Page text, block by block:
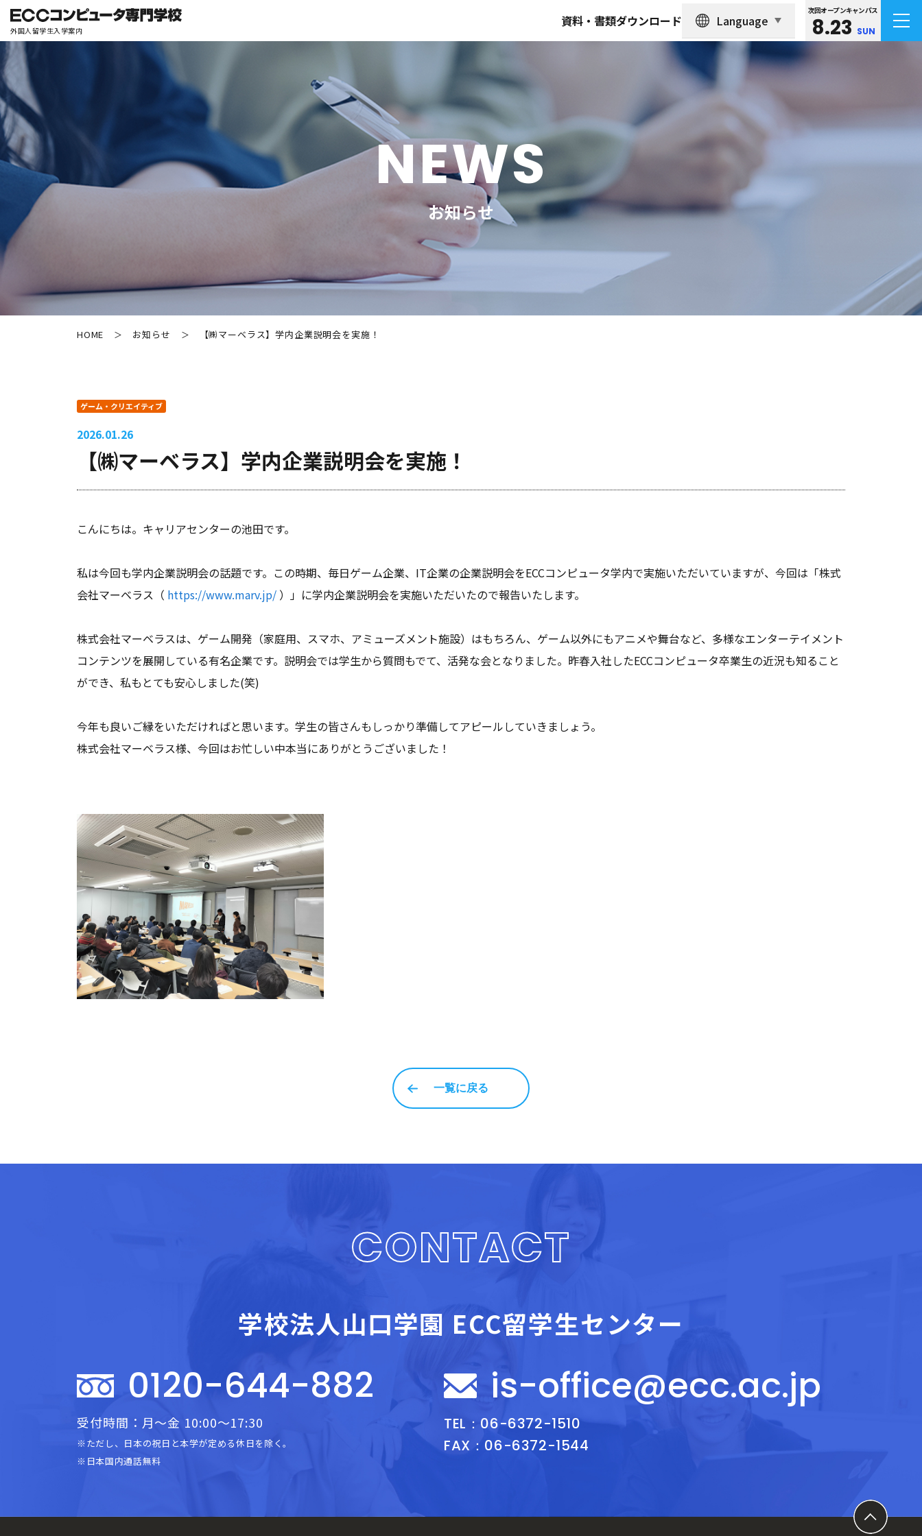
外国人留学生入学案内
資料・書類ダウンロード Language
次回オープンキャンパス
8.23 SUN
NEWS
お知らせ
HOME ＞ お知らせ ＞ 【㈱マーベラス】学内企業説明会を実施！
ゲーム・クリエイティブ
2026.01.26
【㈱マーベラス】学内企業説明会を実施！
こんにちは。キャリアセンターの池田です。
私は今回も学内企業説明会の話題です。この時期、毎日ゲーム企業、IT企業の企業説明会をECCコンピュータ学内で実施いただいていますが、今回は「株式
会社マーベラス（ https://www.marv.jp/ ）」に学内企業説明会を実施いただいたので報告いたします。
株式会社マーベラスは、ゲーム開発（家庭用、スマホ、アミューズメント施設）はもちろん、ゲーム以外にもアニメや舞台など、多様なエンターテイメント
コンテンツを展開している有名企業です。説明会では学生から質問もでて、活発な会となりました。昨春入社したECCコンピュータ卒業生の近況も知ること
ができ、私もとても安心しました(笑)
今年も良いご縁をいただければと思います。学生の皆さんもしっかり準備してアピールしていきましょう。
株式会社マーベラス様、今回はお忙しい中本当にありがとうございました！
一覧に戻る
CONTACT
学校法人山口学園 ECC留学生センター
0120-644-882
受付時間：月～金 10:00～17:30
※ただし、日本の祝日と本学が定める休日を除く。
※日本国内通話無料
is-office@ecc.ac.jp
TEL：06-6372-1510
FAX：06-6372-1544